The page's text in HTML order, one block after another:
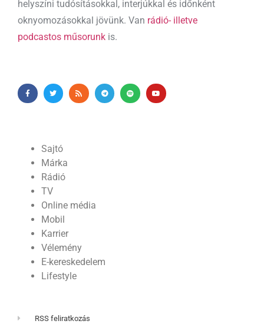
helyszíni tudósításokkal, interjúkkal és időnként
oknyomozásokkal jövünk. Van rádió- illetve
podcastos műsorunk is.
Sajtó
Márka
Rádió
TV
Online média
Mobil
Karrier
Vélemény
E-kereskedelem
Lifestyle
RSS feliratkozás